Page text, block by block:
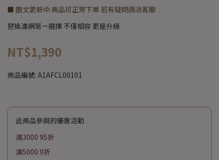
■ 圖文更新中 商品可正常下單 若有疑問請洽客服
替換濾網第一選擇 不僅相容 更是升級
NT$1,390
商品編號: A1AFCL00101
此商品參與的優惠活動
滿3000 95折
滿5000 9折